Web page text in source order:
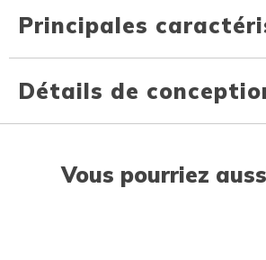
Principales
Détails de
Vous pourriez